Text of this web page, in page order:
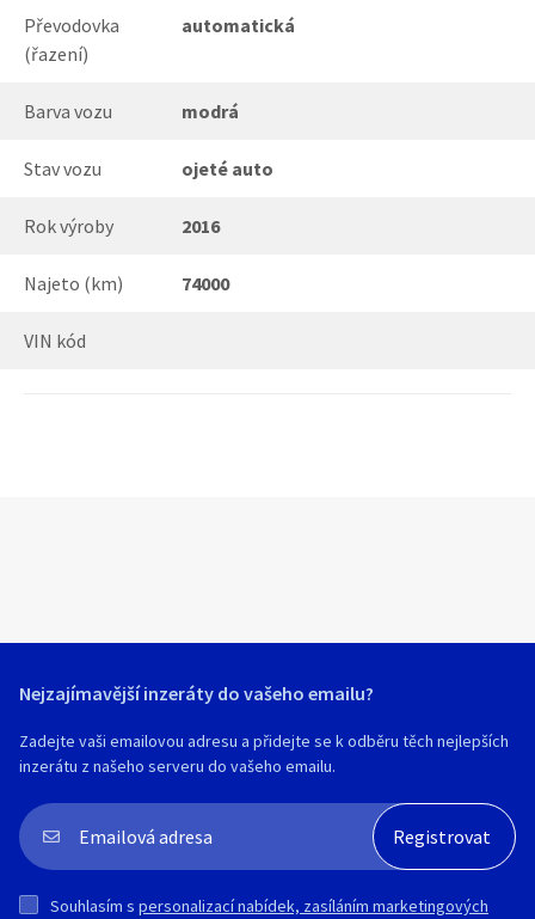
Převodovka
(řazení)
automatická
Barva vozu modrá
Stav vozu ojeté auto
Rok výroby 2016
Najeto (km) 74000
VIN kód
Nejzajímavější inzeráty do vašeho emailu?
Zadejte vaši emailovou adresu a přidejte se k odběru těch nejlepších
inzerátu z našeho serveru do vašeho emailu.
Souhlasím s personalizací nabídek, zasíláním marketingových